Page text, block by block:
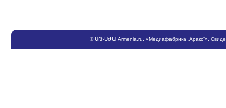
©ՍԹ-ՍԺԱ Armenia.ru , «Медиафабрика „Аракс“».